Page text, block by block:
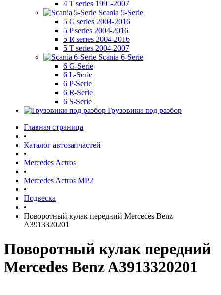
4 T series 1995-2007
Scania 5-Serie
5 G series 2004-2016
5 P series 2004-2016
5 R series 2004-2016
5 T series 2004-2007
Scania 6-Serie
6 G-Serie
6 L-Serie
6 P-Serie
6 R-Serie
6 S-Serie
Грузовики под разбор
Главная страница
•
Каталог автозапчастей
•
Mercedes Actros
•
Mercedes Actros MP2
•
Подвеска
•
Поворотный кулак передний Mercedes Benz
A3913320201
Поворотный кулак передний
Mercedes Benz A3913320201